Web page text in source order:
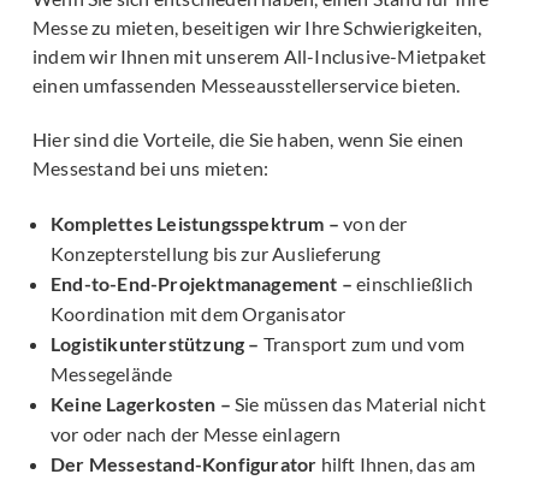
Messe zu mieten, beseitigen wir Ihre Schwierigkeiten,
indem wir Ihnen mit unserem All-Inclusive-Mietpaket
einen umfassenden Messeausstellerservice bieten.
Hier sind die Vorteile, die Sie haben, wenn Sie einen
Messestand bei uns mieten:
Komplettes Leistungsspektrum – von der
Konzepterstellung bis zur Auslieferung
End-to-End-Projektmanagement – einschließlich
Koordination mit dem Organisator
Logistikunterstützung – Transport zum und vom
Messegelände
Keine Lagerkosten – Sie müssen das Material nicht
vor oder nach der Messe einlagern
Der Messestand-Konfigurator hilft Ihnen, das am